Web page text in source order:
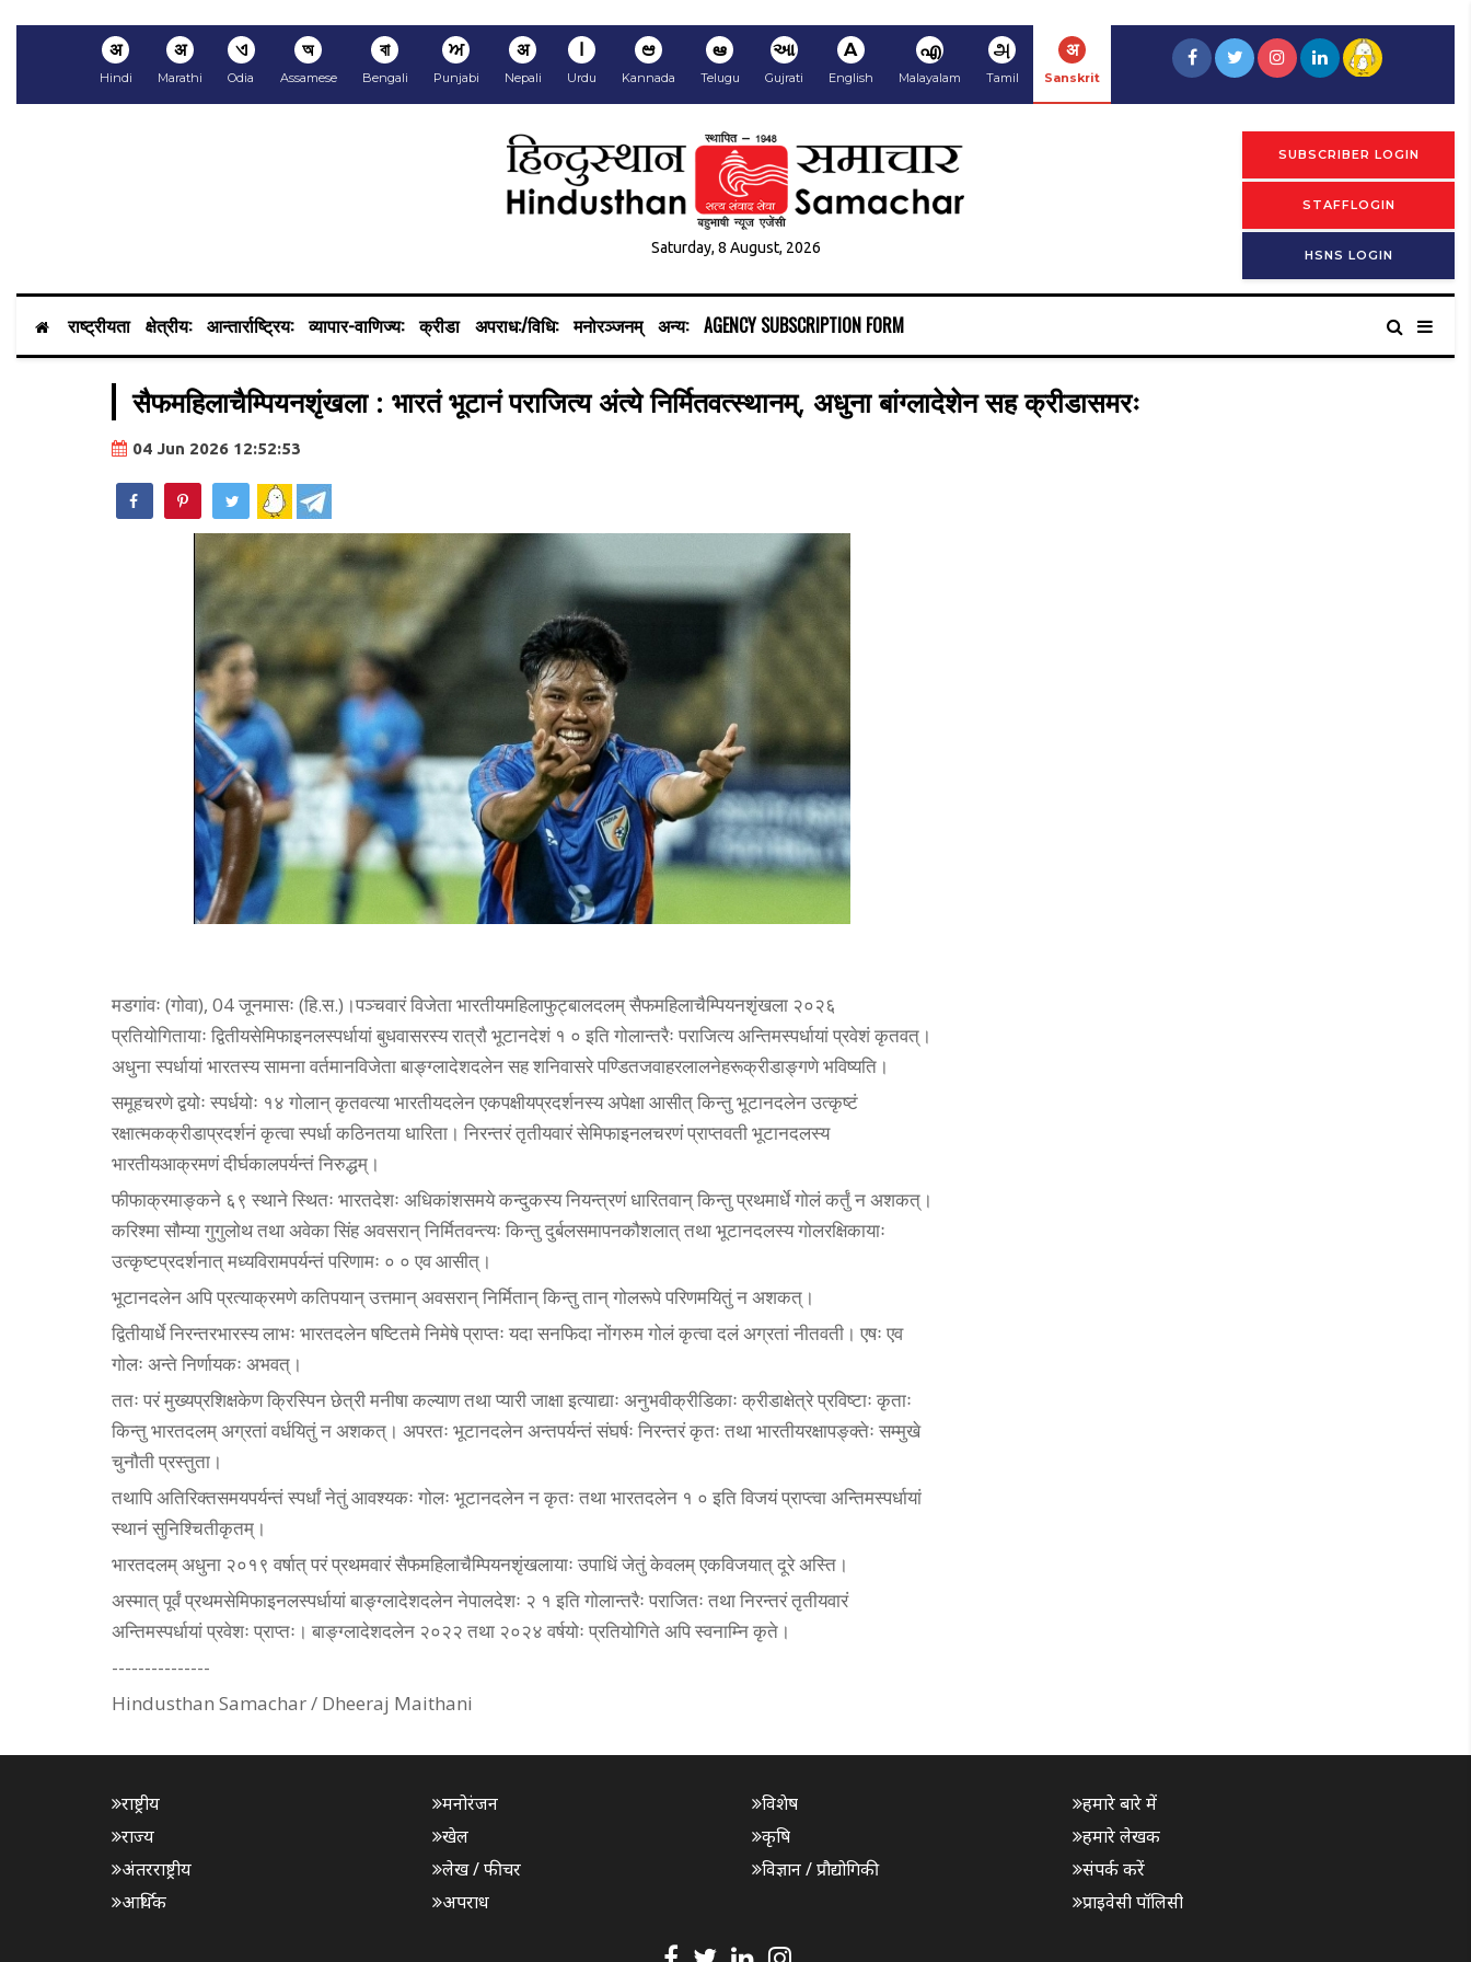
अ
Hindi
अ
Marathi
ଏ
Odia
অ
Assamese
বা
Bengali
ਅ
Punjabi
अ
Nepali
ا
Urdu
ಆ
Kannada
ఆ
Telugu
આ
Gujrati
A
English
എ
Malayalam
அ
Tamil
अ
Sanskrit
Saturday, 8 August, 2026
SUBSCRIBER LOGIN
STAFFLOGIN
HSNS LOGIN
राष्ट्रीयता क्षेत्रीय: आन्तार्राष्ट्रिय: व्यापार-वाणिज्य: क्रीडा अपराध:/विधि: मनोरञ्जनम् अन्य: AGENCY SUBSCRIPTION FORM
सैफमहिलाचैम्पियनशृंखला : भारतं भूटानं पराजित्य अंत्ये निर्मितवत्स्थानम्, अधुना बांग्लादेशेन सह क्रीडासमरः
04 Jun 2026 12:52:53
मडगांवः (गोवा), 04 जूनमासः (हि.स.)।पञ्चवारं विजेता भारतीयमहिलाफुट्बालदलम् सैफमहिलाचैम्पियनशृंखला २०२६
प्रतियोगितायाः द्वितीयसेमिफाइनलस्पर्धायां बुधवासरस्य रात्रौ भूटानदेशं १ ० इति गोलान्तरैः पराजित्य अन्तिमस्पर्धायां प्रवेशं कृतवत्।
अधुना स्पर्धायां भारतस्य सामना वर्तमानविजेता बाङ्ग्लादेशदलेन सह शनिवासरे पण्डितजवाहरलालनेहरूक्रीडाङ्गणे भविष्यति।
समूहचरणे द्वयोः स्पर्धयोः १४ गोलान् कृतवत्या भारतीयदलेन एकपक्षीयप्रदर्शनस्य अपेक्षा आसीत् किन्तु भूटानदलेन उत्कृष्टं
रक्षात्मकक्रीडाप्रदर्शनं कृत्वा स्पर्धा कठिनतया धारिता। निरन्तरं तृतीयवारं सेमिफाइनलचरणं प्राप्तवती भूटानदलस्य
भारतीयआक्रमणं दीर्घकालपर्यन्तं निरुद्धम्।
फीफाक्रमाङ्कने ६९ स्थाने स्थितः भारतदेशः अधिकांशसमये कन्दुकस्य नियन्त्रणं धारितवान् किन्तु प्रथमार्धे गोलं कर्तुं न अशकत्।
करिश्मा सौम्या गुगुलोथ तथा अवेका सिंह अवसरान् निर्मितवन्त्यः किन्तु दुर्बलसमापनकौशलात् तथा भूटानदलस्य गोलरक्षिकायाः
उत्कृष्टप्रदर्शनात् मध्यविरामपर्यन्तं परिणामः ० ० एव आसीत्।
भूटानदलेन अपि प्रत्याक्रमणे कतिपयान् उत्तमान् अवसरान् निर्मितान् किन्तु तान् गोलरूपे परिणमयितुं न अशकत्।
द्वितीयार्धे निरन्तरभारस्य लाभः भारतदलेन षष्टितमे निमेषे प्राप्तः यदा सनफिदा नोंगरुम गोलं कृत्वा दलं अग्रतां नीतवती। एषः एव
गोलः अन्ते निर्णायकः अभवत्।
ततः परं मुख्यप्रशिक्षकेण क्रिस्पिन छेत्री मनीषा कल्याण तथा प्यारी जाक्षा इत्याद्याः अनुभवीक्रीडिकाः क्रीडाक्षेत्रे प्रविष्टाः कृताः
किन्तु भारतदलम् अग्रतां वर्धयितुं न अशकत्। अपरतः भूटानदलेन अन्तपर्यन्तं संघर्षः निरन्तरं कृतः तथा भारतीयरक्षापङ्क्तेः सम्मुखे
चुनौती प्रस्तुता।
तथापि अतिरिक्तसमयपर्यन्तं स्पर्धां नेतुं आवश्यकः गोलः भूटानदलेन न कृतः तथा भारतदलेन १ ० इति विजयं प्राप्त्वा अन्तिमस्पर्धायां
स्थानं सुनिश्चितीकृतम्।
भारतदलम् अधुना २०१९ वर्षात् परं प्रथमवारं सैफमहिलाचैम्पियनशृंखलायाः उपाधिं जेतुं केवलम् एकविजयात् दूरे अस्ति।
अस्मात् पूर्वं प्रथमसेमिफाइनलस्पर्धायां बाङ्ग्लादेशदलेन नेपालदेशः २ १ इति गोलान्तरैः पराजितः तथा निरन्तरं तृतीयवारं
अन्तिमस्पर्धायां प्रवेशः प्राप्तः। बाङ्ग्लादेशदलेन २०२२ तथा २०२४ वर्षयोः प्रतियोगिते अपि स्वनाम्नि कृते।
---------------
Hindusthan Samachar / Dheeraj Maithani
राष्ट्रीय
राज्य
अंतरराष्ट्रीय
आर्थिक
मनोरंजन
खेल
लेख / फीचर
अपराध
विशेष
कृषि
विज्ञान / प्रौद्योगिकी
हमारे बारे में
हमारे लेखक
संपर्क करें
प्राइवेसी पॉलिसी